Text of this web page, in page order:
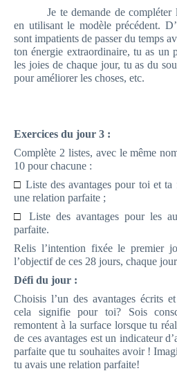
Je te demande de compléter
en utilisant le modèle précédent.
sont impatients de passer du temps
ton énergie extraordinaire, tu as un
les joies de chaque jour, tu as du
pour améliorer les choses, etc.
Exercices du jour 3 :
Complète 2 listes, avec le même
10 pour chacune :
□ Liste des avantages pour toi et
une relation parfaite ;
□ Liste des avantages pour les
parfaite.
Relis l’intention fixée le premier
l’objectif de ces 28 jours, chaque
Défi du jour :
Choisis l’un des avantages écrits
cela signifie pour toi? Sois
remontent à la surface lorsque tu
de ces avantages est un indicateur
parfaite que tu souhaites avoir !
tu avais une relation parfaite!